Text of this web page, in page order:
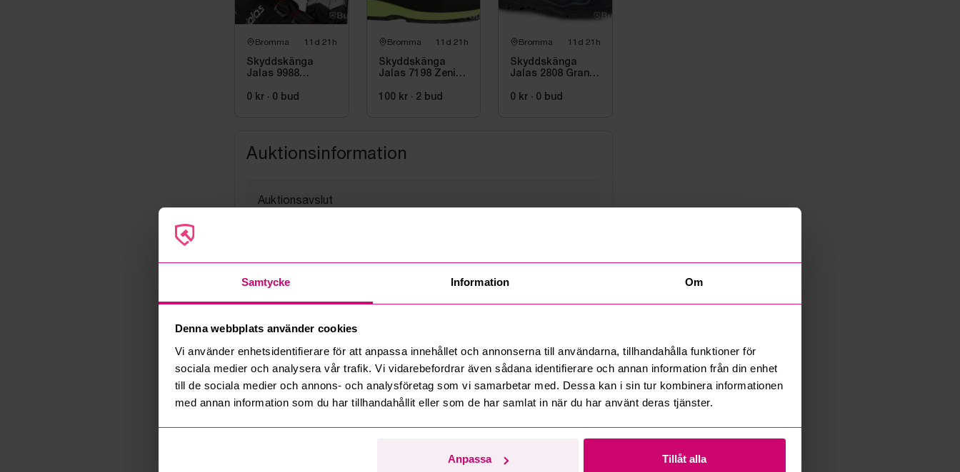
Samtycke Information Om
Denna webbplats använder cookies
Vi använder enhetsidentifierare för att anpassa innehållet och annonserna till användarna, tillhandahålla funktioner för
sociala medier och analysera vår trafik. Vi vidarebefordrar även sådana identifierare och annan information från din enhet
till de sociala medier och annons- och analysföretag som vi samarbetar med. Dessa kan i sin tur kombinera informationen
med annan information som du har tillhandahållit eller som de har samlat in när du har använt deras tjänster.
Anpassa Tillåt alla
Bromma 11d 21h
Skyddskänga
Jalas 9988
0 kr · 0 bud
Bromma 11d 21h
Skyddskänga
Jalas 7198 Zenit
100 kr · 2 bud
Bromma 11d 21h
Skyddskänga
Jalas 2808 Gran
0 kr · 0 bud
Auktionsinformation
Auktionsavslut
Fredag 26 juni kl. 08 till 13
Adress
Export
Not allowed
Säljare
Företag